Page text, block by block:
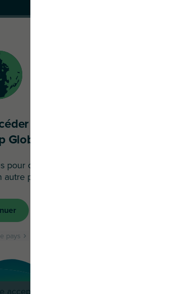
légal harmonisé avec
reste lente et les
complexes.
Pratiques courantes
Cambiale (lettre de change), chèques (encore
acceptées ont valeur exécutoire. Les garanties
au site
pour continuer
pays
pays